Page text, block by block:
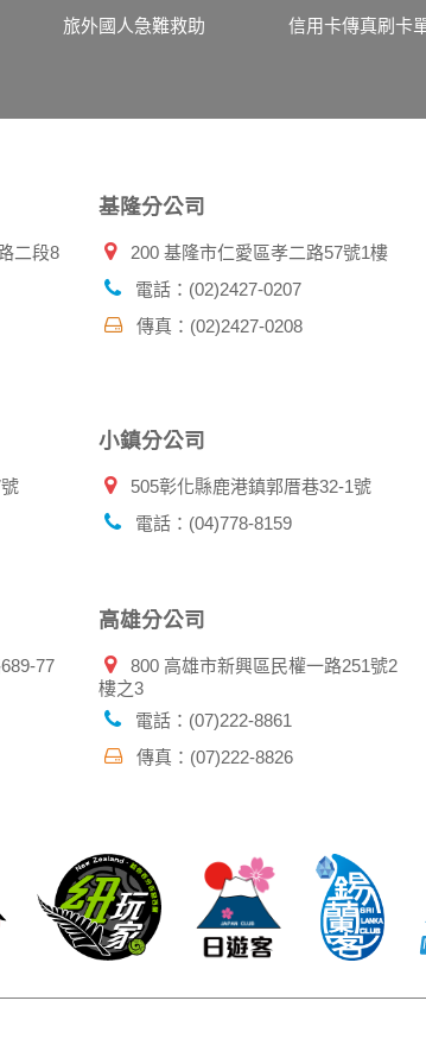
生的相關記錄，包括您使用連線設備的 IP 位址
瀏覽器在本網站內部所瀏覽的網頁，除非您願
電子郵件給您。本公司除了在該資料或電子
資料：
反本公司旗下網站的會員條款或產品、服務的
號資料。若您有相關法律上問題需查閱他人資
取您的個人資料。
旅外國人急難救助 信用卡傳真刷卡
二段8
基隆分公司
200 基隆市仁愛區孝二路57號1樓
電話：(02)2427-0207
傳真：(02)2427-0208
小鎮分公司
505彰化縣鹿港鎮郭厝巷32-1號
電話：(04)778-8159
77
高雄分公司
800 高雄市新興區民權一路251號2
樓之3
電話：(07)222-8861
傳真：(07)222-8826